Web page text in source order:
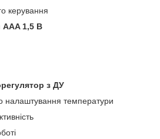
керування
AAA 1,5 В
з ДУ
налаштування температури